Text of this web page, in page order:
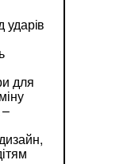
ударів
для